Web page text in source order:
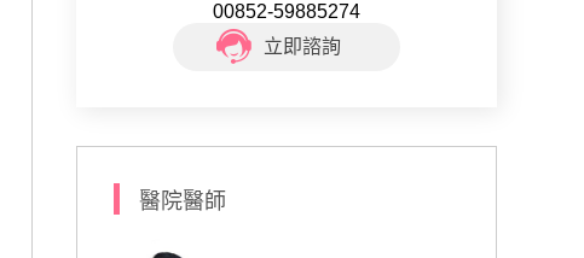
00852-59885274
立即諮詢
醫院醫師